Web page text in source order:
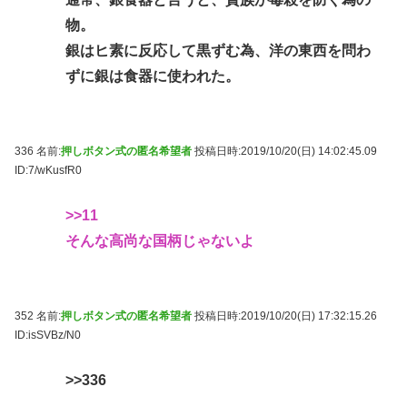
物。
銀はヒ素に反応して黒ずむ為、洋の東西を問わ
ずに銀は食器に使われた。
336 名前:押しボタン式の匿名希望者 投稿日時:2019/10/20(日) 14:02:45.09
ID:7/wKusfR0
>>11
そんな高尚な国柄じゃないよ
352 名前:押しボタン式の匿名希望者 投稿日時:2019/10/20(日) 17:32:15.26
ID:isSVBz/N0
>>336